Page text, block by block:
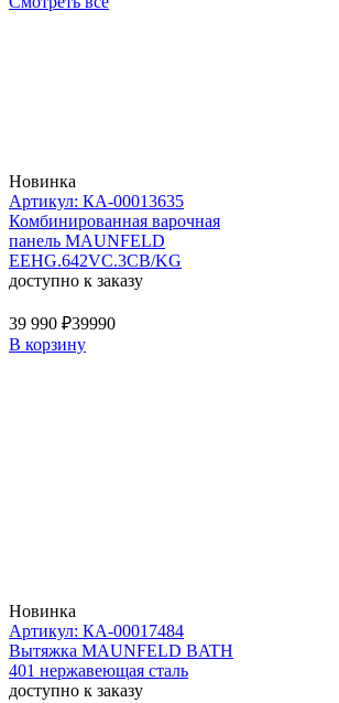
Новинка
Артикул: КА-00013635
Комбинированная варочная
панель MAUNFELD
EEHG.642VC.3CB/KG
доступно к заказу
39 990 ₽39990
В корзину
Новинка
Артикул: КА-00017484
Вытяжка MAUNFELD BATH
401 нержавеющая сталь
доступно к заказу